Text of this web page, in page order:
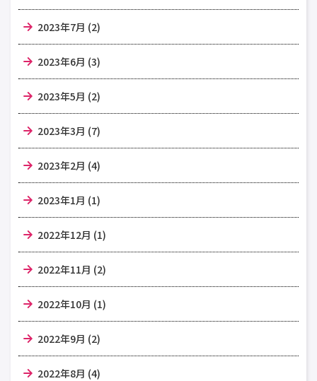
2023年7月 (2)
2023年6月 (3)
2023年5月 (2)
2023年3月 (7)
2023年2月 (4)
2023年1月 (1)
2022年12月 (1)
2022年11月 (2)
2022年10月 (1)
2022年9月 (2)
2022年8月 (4)